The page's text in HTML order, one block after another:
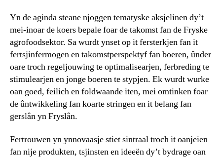
Yn de aginda steane njoggen tematyske aksjelinen dy’t
mei-inoar de koers bepale foar de takomst fan de Fryske
agrofoodsektor. Sa wurdt ynset op it fersterkjen fan it
fertsjinfermogen en takomstperspektyf fan boeren, ûnder
oare troch regeljouwing te optimalisearjen, ferbreding te
stimulearjen en jonge boeren te stypjen. Ek wurdt wurke
oan goed, feilich en foldwaande iten, mei omtinken foar
de ûntwikkeling fan koarte stringen en it belang fan
gerslân yn Fryslân.
Fertrouwen yn ynnovaasje stiet sintraal troch it oanjeien
fan nije produkten, tsjinsten en ideeën dy’t bydrage oan